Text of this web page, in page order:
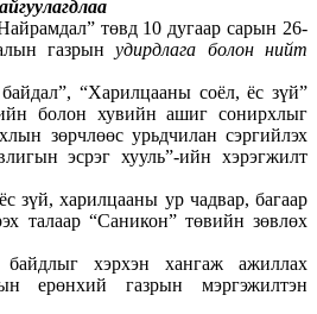
төвд 10 дугаар сарын 26-
газрынудирдлага болон нийт
“Харилцааны соёл, ёс зүй”
болон хувийн ашиг сонирхлыг
зөрчлөөс урьдчилан сэргийлэх
эсрэг хууль”-ийн хэрэгжилт
зүй, харилцааны ур чадвар, багаар
талаар “Саникон” төвийн зөвлөх
хэрхэн хангаж ажиллах
ерөнхий газрын мэргэжилтэн